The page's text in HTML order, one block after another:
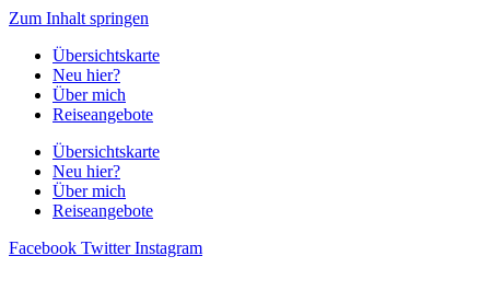
Zum Inhalt springen
Übersichtskarte
Neu hier?
Über mich
Reiseangebote
Übersichtskarte
Neu hier?
Über mich
Reiseangebote
Facebook Twitter Instagram